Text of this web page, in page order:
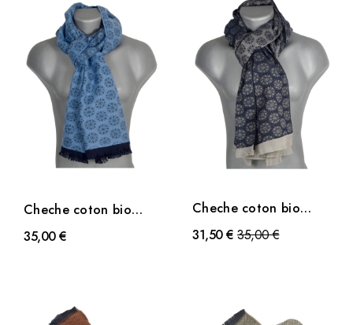
Cheche coton bio
Desert bleu
35,00 €
Cheche coton bio
Desert bleu nuit
31,50 € Prix
35,00 €